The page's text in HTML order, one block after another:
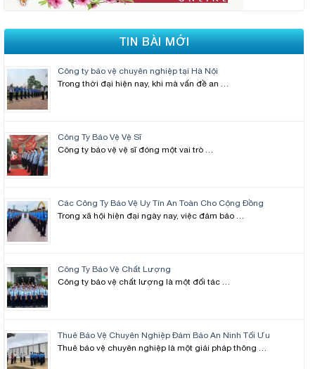
TIN BÀI MỚI
Công ty bảo vệ chuyên nghiệp tại Hà Nội
Trong thời đại hiện nay, khi mà vấn đề an …
Công Ty Bảo Vệ Vệ Sĩ
Công ty bảo vệ vệ sĩ đóng một vai trò …
Các Công Ty Bảo Vệ Uy Tín An Toàn Cho Cộng Đồng
Trong xã hội hiện đại ngày nay, việc đảm bảo …
Công Ty Bảo Vệ Chất Lượng
Công ty bảo vệ chất lượng là một đối tác …
Thuê Bảo Vệ Chuyên Nghiệp Đảm Bảo An Ninh Tối Ưu
Thuê bảo vệ chuyên nghiệp là một giải pháp thông …